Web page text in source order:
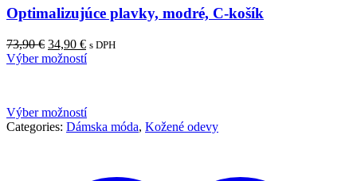
Optimalizujúce plavky, modré, C-košík
73,90€ 34,90 € s DPH
Výber možností
Výber možností
Categories: Dámska móda, Kožené odevy